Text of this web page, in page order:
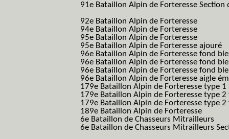
91e Bataillon Alpin de Forteresse
92e Bataillon Alpin de Forteresse
94e Bataillon Alpin de Forteresse
95e Bataillon Alpin de Forteresse
95e Bataillon Alpin de Forteresse ajouré
96e Bataillon Alpin de Forteresse fond
96e Bataillon Alpin de Forteresse fond
96e Bataillon Alpin de Forteresse fond
96e Bataillon Alpin de Forteresse aigle
179e Bataillon Alpin de Forteresse type 1
179e Bataillon Alpin de Forteresse type
179e Bataillon Alpin de Forteresse type
189e Bataillon Alpin de Forteresse
6e Bataillon de Chasseurs Mitrailleurs
6e Bataillon de Chasseurs Mitrailleurs